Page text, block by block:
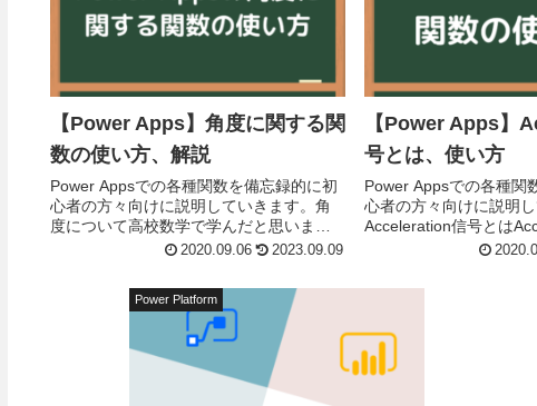
【Power Apps】角度に関する関
数の使い方、解説
Power Appsでの各種関数を備忘録的に初
心者の方々向けに説明していきます。角
度について高校数学で学んだと思いま
す。少し復習しますので、覚えていると
す。度(De...
2020.09.06 2023.09.09
【Power Apps】
号とは、使い方
Power Appsでの各種関
心者の方々向けに説明し
Acceleration信号とは
は、デバイスのスクリ
Power Platform